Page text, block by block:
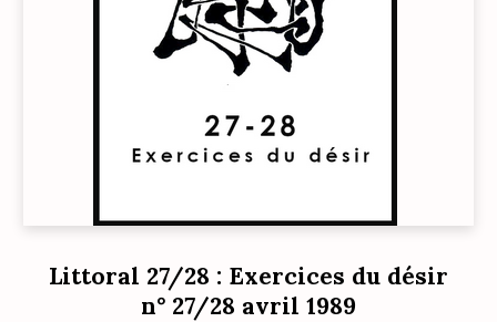
Littoral 27/28 : Exercices du désir
n° 27/28 avril 1989